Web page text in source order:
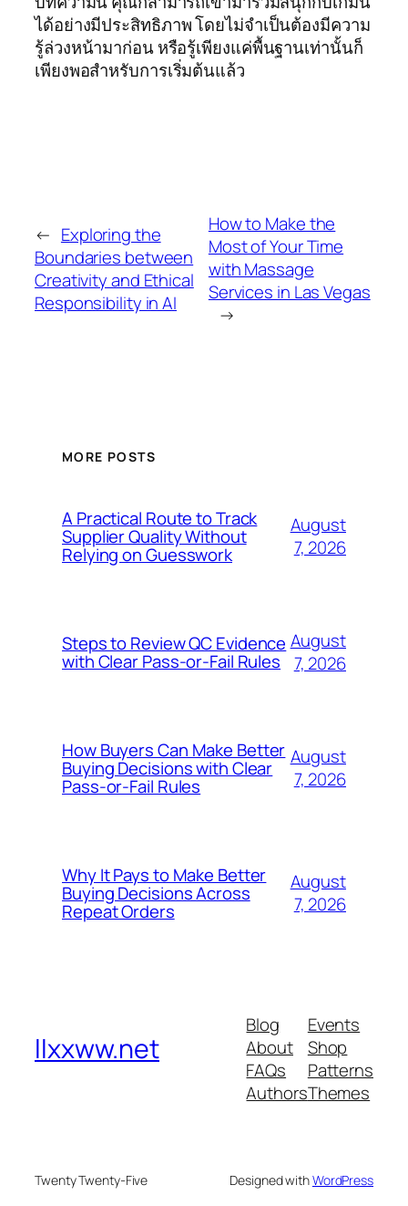
ได้อย่างมีประสิทธิภาพ โดยไม่จำเป็นต้องมีความ
รู้ล่วงหน้ามาก่อน หรือรู้เพียงแค่พื้นฐานเท่านั้นก็
เพียงพอสำหรับการเริ่มต้นแล้ว
← Exploring the
Boundaries between
Creativity and Ethical
Responsibility in AI
How to Make the
Most of Your Time
with Massage
Services in Las Vegas
→
MORE POSTS
A Practical Route to Track
Supplier Quality Without
Relying on Guesswork
August
7, 2026
Steps to Review QC Evidence
with Clear Pass-or-Fail Rules
August
7, 2026
How Buyers Can Make Better
Buying Decisions with Clear
Pass-or-Fail Rules
August
7, 2026
Why It Pays to Make Better
Buying Decisions Across
Repeat Orders
August
7, 2026
llxxww.net
Blog
About
FAQs
Authors
Events
Shop
Patterns
Themes
Twenty Twenty-Five Designed withWordPress